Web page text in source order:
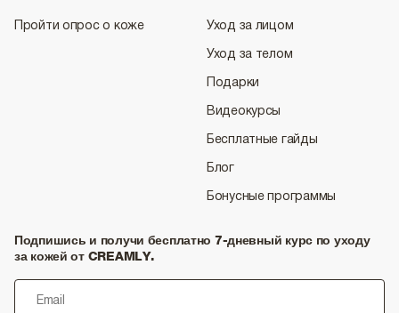
Пройти опрос о коже Уход за лицом
Уход за телом
Подарки
Видеокурсы
Бесплатные гайды
Блог
Бонусные программы
Подпишись и получи бесплатно 7-дневный курс по уходу
за кожей от CREAMLY.